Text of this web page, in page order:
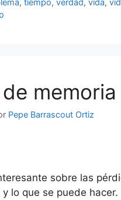
,tiempo,verdad,vida,
Pepe Barrascout Ortiz
sobre las
lo que se puede